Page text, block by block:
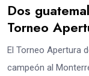
Dos
Torneo
El Torneo Apertura
campeón al